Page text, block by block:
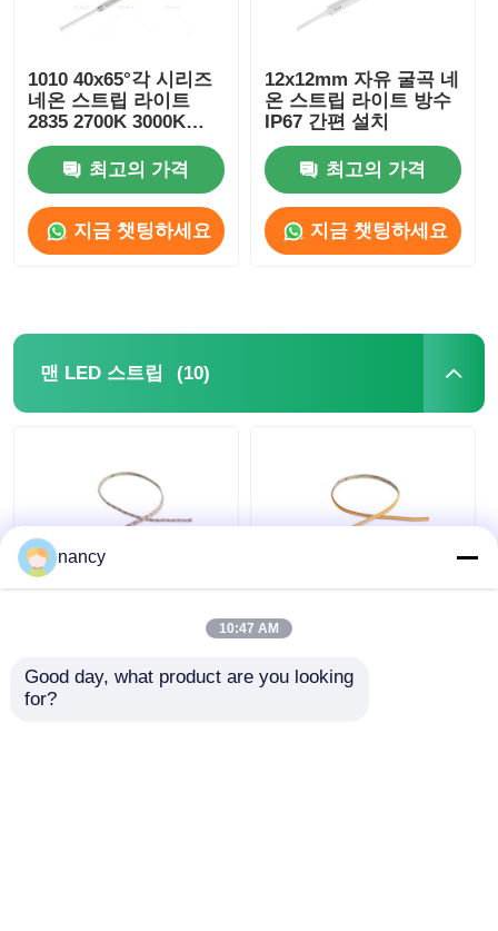
1010 40x65°각 시리즈
네온 스트립 라이트
2835 2700K 3000K
4000K 6500K 24V LED
네온 플렉스최고의 가격
지금 챗팅하세요
12x12mm 자유 굴곡 네
온 스트립 라이트 방수
IP67 간편 설치
최고의 가격
지금 챗팅하세요
맨 LED 스트립 (10)
IP20 베어 LED 스트립
2835 24V 2700K 3000K
트립 조명최고의 가격
IP20 LED 스트립 라이
트 24V 3000K / 4000K
최고의 가격
nancy
10:47 AM
Good day, what product are you looking
for?